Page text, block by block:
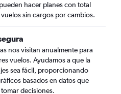
hacer planes con total
sin cargos por cambios.
nos visitan anualmente para
vuelos. Ayudamos a que la
sea fácil, proporcionando
basados en datos que
decisiones.